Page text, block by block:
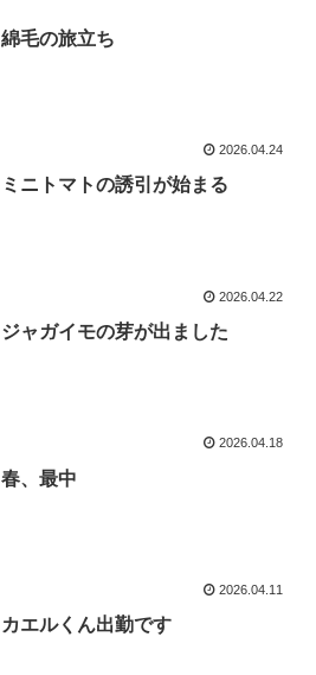
綿毛の旅立ち
2026.04.24
ミニトマトの誘引が始まる
2026.04.22
ジャガイモの芽が出ました
2026.04.18
春、最中
2026.04.11
カエルくん出勤です